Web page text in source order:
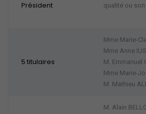
Président
qualité ou
5 titulaires
Mme Marie-
Mme Anne IUS
M. Emmanuel
Mme Marie-
M. Mathieu
M. Alain